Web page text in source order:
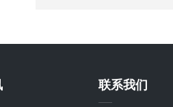
联系我们